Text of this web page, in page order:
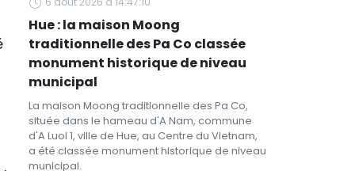
Hue : la maison Moong
traditionnelle des Pa Co classée
monument historique de niveau
municipal
La maison Moong traditionnelle des Pa Co,
située dans le hameau d'A Nam, commune
d'A Luoi 1, ville de Hue, au Centre du Vietnam,
a été classée monument historique de niveau
municipal.